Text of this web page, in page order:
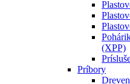
(XPP)
Príbory